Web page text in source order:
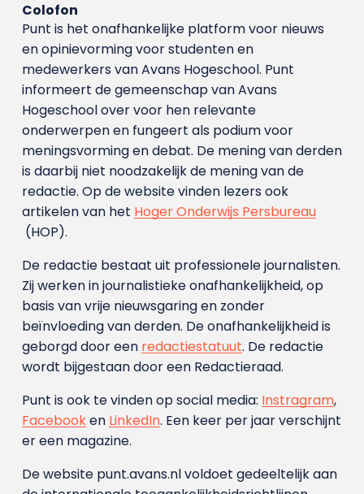
Colofon
Punt is het onafhankelijke platform voor nieuws
en opinievorming voor studenten en
medewerkers van Avans Hoge­school. Punt
informeert de gemeenschap van Avans
Hogeschool over voor hen relevante
onderwerpen en fungeert als podium voor
meningsvorming en debat. De mening van derden
is daarbij niet noodzakelijk de mening van de
redactie. Op de website vinden lezers ook
artikelen van het Hoger Onderwijs Persbureau
(HOP).
De redactie bestaat uit professionele journalisten.
Zij werken in journalistieke onafhankelijkheid, op
basis van vrije nieuwsgaring en zonder
beïnvloeding van derden. De onafhankelijkheid is
geborgd door een redactiestatuut. De redactie
wordt bijgestaan door een Redactieraad.
Punt is ook te vinden op social media: Instragram,
Facebooken LinkedIn. Een keer per jaar verschijnt
er een magazine.
De website punt.avans.nl voldoet gedeeltelijk aan